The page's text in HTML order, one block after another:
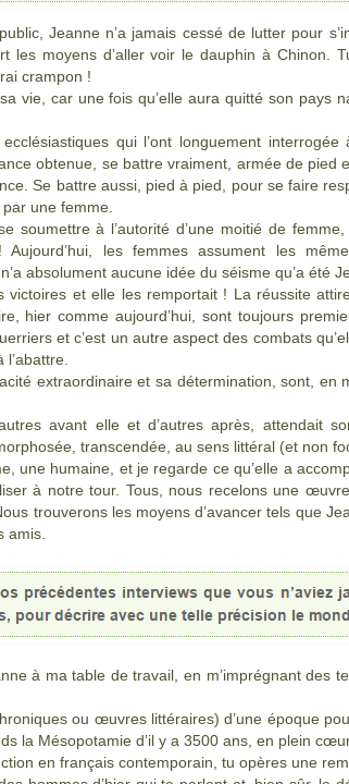
Jeanne n’a jamais cessé de lutter pour
les moyens d’aller voir le dauphin à Chinon.
crampon !
vie, car une fois qu’elle aura quitté son pays
qui l’ont longuement interrogée
obtenue, se battre vraiment, armée de pied
Se battre aussi, pied à pied, pour se faire
une femme.
soumettre à l’autorité d’une moitié de
les femmes assument les
absolument aucune idée du séisme qu’a été
victoires et elle les remportait ! La réussite
hier comme aujourd’hui, sont toujours
et c’est un autre aspect des combats
extraordinaire et sa détermination, sont, en
avant elle et d’autres après, attendait
transcendée, au sens littéral (et non
une humaine, et je regarde ce qu’elle a
à notre tour. Tous, nous recelons une
trouverons les moyens d’avancer tels que
amis.
à ma table de travail, en m’imprégnant des
ou œuvres littéraires) d’une époque
la Mésopotamie d’il y a 3500 ans, en plein
en français contemporain, tu opères une